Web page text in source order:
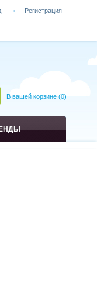
Регистрация
В вашей корзине (0)